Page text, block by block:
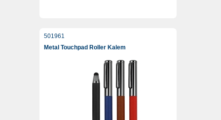
501961
Metal Touchpad Roller Kalem